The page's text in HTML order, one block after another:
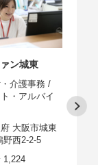
ン城東
介護事務 /
・アルバイ
大阪市城東
野西2-2-5
1,224